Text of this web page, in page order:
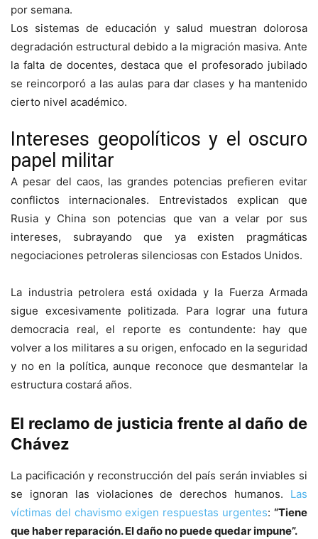
por semana.
Los sistemas de educación y salud muestran dolorosa
degradación estructural debido a la migración masiva. Ante
la falta de docentes, destaca que el profesorado jubilado
se reincorporó a las aulas para dar clases y ha mantenido
cierto nivel académico.
Intereses geopolíticos y el oscuro
papel militar
A pesar del caos, las grandes potencias prefieren evitar
conflictos internacionales. Entrevistados explican que
Rusia y China son potencias que van a velar por sus
intereses, subrayando que ya existen pragmáticas
negociaciones petroleras silenciosas con Estados Unidos.
La industria petrolera está oxidada y la Fuerza Armada
sigue excesivamente politizada. Para lograr una futura
democracia real, el reporte es contundente: hay que
volver a los militares a su origen, enfocado en la seguridad
y no en la política, aunque reconoce que desmantelar la
estructura costará años.
El reclamo de justicia frente al daño de
Chávez
La pacificación y reconstrucción del país serán inviables si
se ignoran las violaciones de derechos humanos. Las
víctimas del chavismo exigen respuestas urgentes:“Tiene
que haber reparación. El daño no puede quedar impune”.